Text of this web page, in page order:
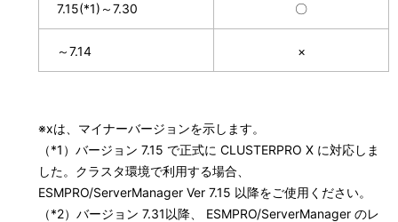
7.15(*1)～7.30 〇
～7.14 ×
※xは、マイナーバージョンを示します。
（*1）バージョン 7.15 で正式に CLUSTERPRO X に対応しま
した。クラスタ環境で利用する場合、
ESMPRO/ServerManager Ver 7.15 以降をご使用ください。
（*2）バージョン 7.31以降、 ESMPRO/ServerManager のレ